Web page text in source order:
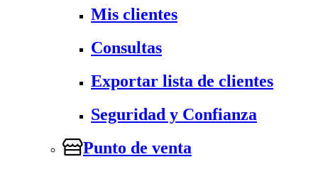
Mis clientes
Consultas
Exportar lista de clientes
Seguridad y Confianza
Punto de venta